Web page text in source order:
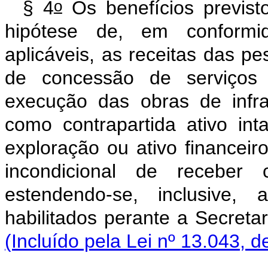
§ 4oOs benefícios
hipótese de, em
aplicáveis, as receitas das
de concessão de
execução das obras de
como contrapartida ativo
exploração ou ativo
incondicional de
estendendo-se,
habilitados perante a
(Incluído pela Lei nº 13.043,